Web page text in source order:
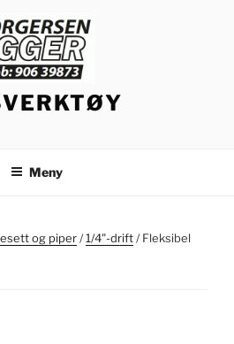
Meny
og piper/1/4"-drift/ Fleksibel